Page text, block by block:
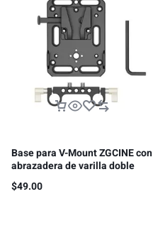
Base para V-Mount ZGCINE con
abrazadera de varilla doble
15mm
$49.00